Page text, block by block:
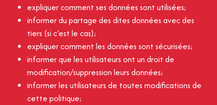
expliquer comment ses données sont utilisées;
informer du partage des dites données avec des
tiers (si c’est le cas);
expliquer comment les données sont sécurisées;
informer que les utilisateurs ont un droit de
modification/suppression leurs données;
informer les utilisateurs de toutes modifications de
cette politique;